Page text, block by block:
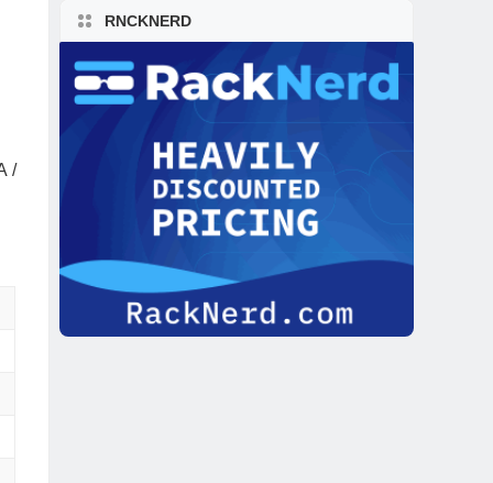
/
RNCKNERD